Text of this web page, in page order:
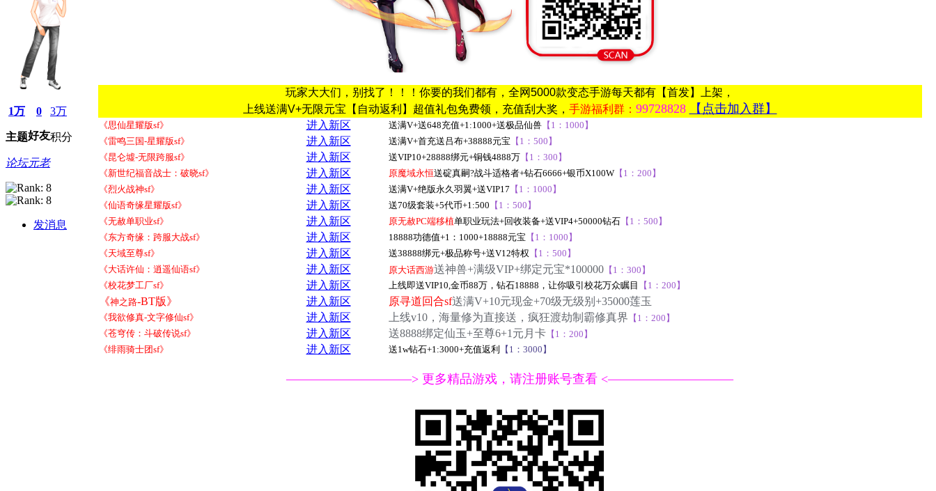
1万
主题
0
好友
3万
积分
论坛元老
发消息
玩家大大们，别找了！！！你要的我们都有，全网5000款变态手游每天都有【首发】上架，
上线送满V+无限元宝 【自动返利】超值礼包免费领，充值刮大奖， 手游福利群： 99728828 【点击加入群】
《思仙星耀版sf》 进入新区 送满V+送648充值+1:1000+送极品仙兽【1：1000】
《雷鸣三国-星耀版sf》
进入新区 送满V+首充送吕布+38888元宝 【1：500】
《昆仑墟-无限跨服sf》
进入新区 送VIP10+28888绑元+铜钱4888万【1：300】
《新世纪福音战士：破晓sf》
进入新区 原魔域永恒送碇真嗣?战斗适格者+钻石6666+银币X100W【1：200】
《烈火战神sf》
进入新区 送满V+绝版永久羽翼+送VIP17 【1：1000】
《仙语奇缘星耀版sf》
进入新区 送70级套装+5代币+1:500 【1：500】
《无赦单职业sf》
进入新区 原无赦PC端移植单职业玩法+回收装备+送VIP4+50000钻石【1：500】
《东方奇缘：跨服大战sf》
进入新区 18888功德值+1：1000+18888元宝 【1：1000】
《天域至尊sf》
进入新区 送38888绑元+极品称号+送V12特权 【1：500】
《大话许仙：逍遥仙语sf》
进入新区 原大话西游送神兽+满级VIP+绑定元宝*100000【1：300】
《校花梦工厂sf》
进入新区 上线即送VIP10,金币88万，钻石18888，让你吸引校花万众瞩目 【1：200】
《神之路-BT版》 进入新区 原寻道回合sf送满V+10元现金+70级无级别+35000莲玉
《我欲修真-文字修仙sf》 进入新区 上线v10，海量修为直接送，疯狂渡劫制霸修真界 【1：200】
《苍穹传：斗破传说sf》
进入新区 送8888绑定仙玉+至尊6+1元月卡【1：200】
《绯雨骑士团sf》
进入新区 送1w钻石+1:3000+充值返利 【1：3000】
——————————> 更多精品游戏，请注册账号查看 <——————————